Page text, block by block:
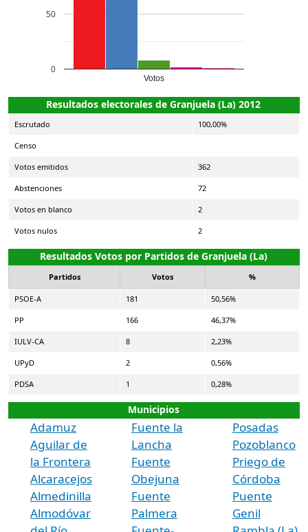
Votos
0
50
Resultados electorales de Granjuela (La) 2012
Escrutado 100,00%
Censo
Votos emitidos 362
Abstenciones 72
Votos en blanco 2
Votos nulos 2
Resultados Votos por Partidos de Granjuela (La)
Partidos Votos %
PSOE-A 181 50,56%
PP 166 46,37%
IULV-CA 8 2,23%
UPyD 2 0,56%
PDSA 1 0,28%
Municipios
Adamuz
Aguilar de
la Frontera
Alcaracejos
Almedinilla
Almodóvar
Fuente la
Lancha
Fuente
Obejuna
Fuente
Palmera
Posadas
Pozoblanco
Priego de
Córdoba
Puente
Genil